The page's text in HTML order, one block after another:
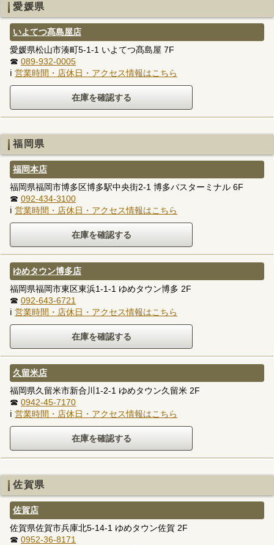
愛媛県
いよてつ髙島屋店
愛媛県松山市湊町5-1-1 いよてつ髙島屋 7F
☎ 089-932-0005
ℹ 営業時間・店休日・アクセス情報はこちら
福岡県
福岡本店
福岡県福岡市博多区博多駅中央街2-1 博多バスターミナル 6F
☎ 092-434-3100
ℹ 営業時間・店休日・アクセス情報はこちら
ゆめタウン博多店
福岡県福岡市東区東浜1-1-1 ゆめタウン博多 2F
☎ 092-643-6721
ℹ 営業時間・店休日・アクセス情報はこちら
久留米店
福岡県久留米市新合川1-2-1 ゆめタウン久留米 2F
☎ 0942-45-7170
ℹ 営業時間・店休日・アクセス情報はこちら
佐賀県
佐賀店
佐賀県佐賀市兵庫北5-14-1 ゆめタウン佐賀 2F
☎ 0952-36-8171